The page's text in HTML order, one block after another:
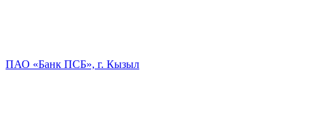
ПАО «Банк ПСБ», г. Кызыл